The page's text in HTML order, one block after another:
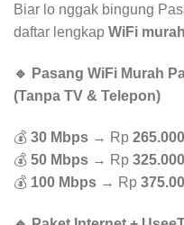
Biar lo nggak bingung
daftar lengkap WiFi murah
🔹 Pasang WiFi Murah
(Tanpa TV & Telepon)
💰 30 Mbps → Rp 265.000
💰 50 Mbps → Rp 325.000
💰 100 Mbps → Rp